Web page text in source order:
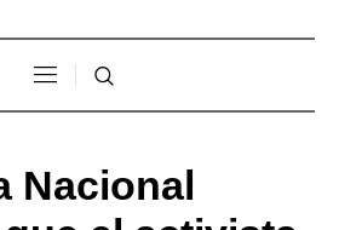
Nacional